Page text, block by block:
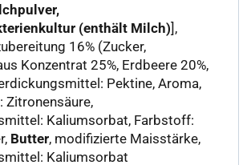
(enthält Milch)],
16% (Zucker,
Konzentrat 25%, Erdbeere 20%,
Pektine, Aroma,
Zitronensäure,
Kaliumsorbat, Farbstoff:
Butter, modifizierte Maisstärke,
Kaliumsorbat